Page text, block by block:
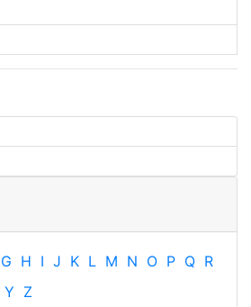
G H I J K L M N O P Q R
Y Z